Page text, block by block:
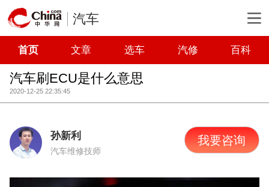
汽车
首页 文章 选车 汽修 百科
汽车刷ECU是什么意思
2020-12-25 22:35:45
孙新利
汽车维修技师
我要咨询